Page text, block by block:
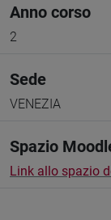
Anno corso
2
Sede
VENEZIA
Spazio
Link allo spazio